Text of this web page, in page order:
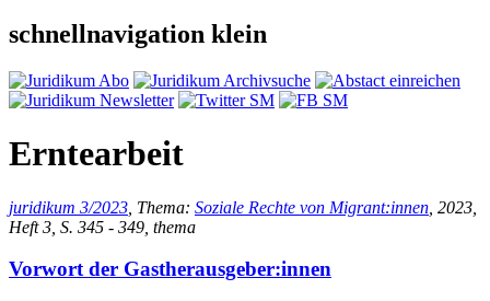
schnellnavigation klein
Erntearbeit
juridikum 3/2023 , Thema: Soziale Rechte von Migrant:innen , 2023,
Heft 3, S. 345 - 349, thema
Vorwort der Gastherausgeber:innen